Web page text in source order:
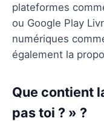
plateformes
ou Google Play
numériques
également la
Que contient
pas toi ? » ?